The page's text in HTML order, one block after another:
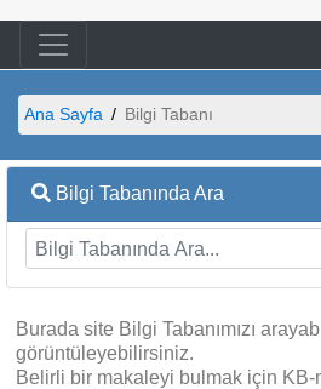
Ana Sayfa Bilgi Tabanı
Bilgi Tabanında Ara
Burada site Bilgi Tabanımızı
görüntüleyebilirsiniz.
Belirli bir makaleyi bulmak için KB-